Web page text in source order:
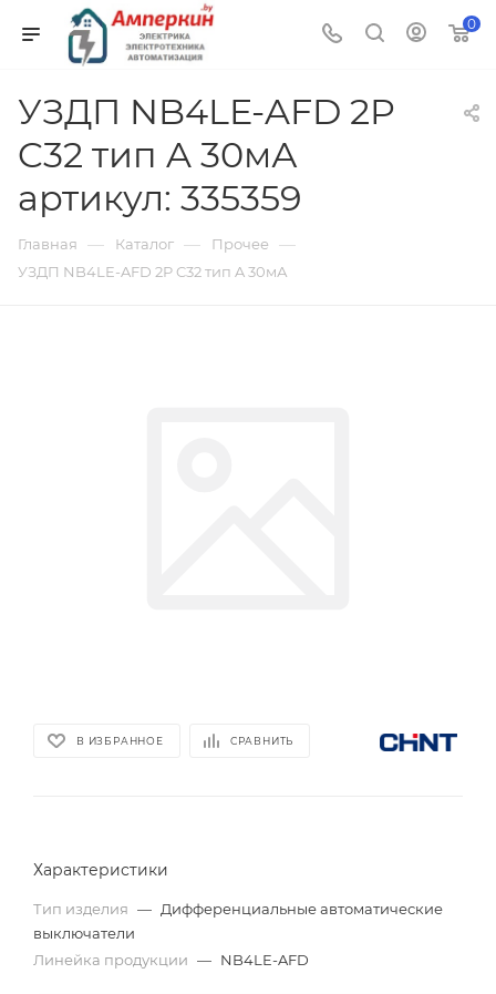
0
УЗДП NB4LE-AFD 2P
C32 тип A 30мА
артикул: 335359
Главная — Каталог — Прочее —
УЗДП NB4LE-AFD 2P C32 тип A 30мА
В ИЗБРАННОЕ СРАВНИТЬ
Характеристики
Тип изделия — Дифференциальные автоматические
выключатели
Линейка продукции — NB4LE-AFD